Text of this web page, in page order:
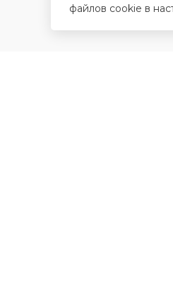
файлов cookie в